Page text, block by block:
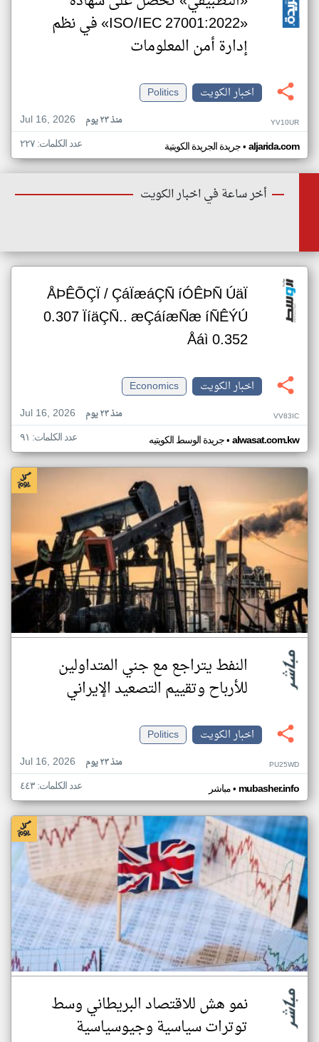
«ISO/IEC 27001:2022» في نظم
إدارة أمن المعلومات
اخبار الكويت
Politics
Jul 16, 2026
منذ ٢٣ يوم YV10UR
جريدة الجريدة الكويتية• aljarida.com عدد الكلمات: ٢٢٧
أخر ساعة في اخبار الكويت
ÅÞÊÕÇÏ / ÇáÏæáÇÑ íÓÊÞÑ ÚäÏ
0.307 ÏíäÇÑ.. æÇáíæÑæ íÑÊÝÚ
Åáì 0.352
اخبار الكويت
Economics
Jul 16, 2026
منذ ٢٣ يوم VV83IC
جريدة الوسط الكويتيه• alwasat.com.kw عدد الكلمات: ٩١
النفط يتراجع مع جني المتداولين
للأرباح وتقييم التصعيد الإيراني
اخبار الكويت
Politics
Jul 16, 2026
منذ ٢٣ يوم PU25WD
مباشر• mubasher.info عدد الكلمات: ٤٤٣
نمو هش للاقتصاد البريطاني وسط
توترات سياسية وجيوسياسية